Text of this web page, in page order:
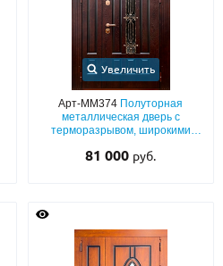
Увеличить
Арт-ММ374 Полуторная
металлическая дверь с
терморазрывом, широкими
МДФ со стеклопакетом и
81 000 руб.